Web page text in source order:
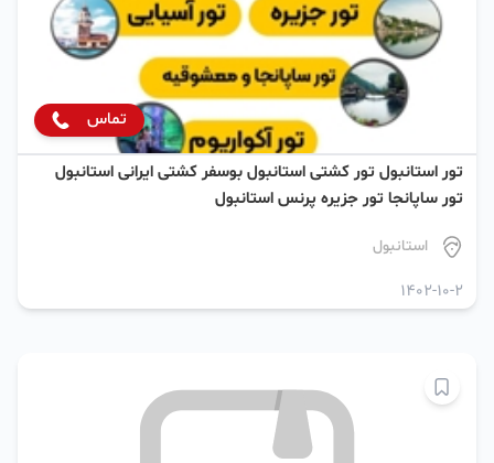
تماس
تور استانبول تور کشتی استانبول بوسفر کشتی ایرانی استانبول
تور ساپانجا تور جزیره پرنس استانبول
استانبول
1402-10-2